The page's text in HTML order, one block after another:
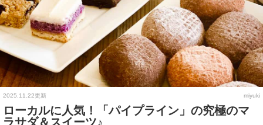
2025.11.22更新 miyuki
ローカルに人気！「パイプライン」の究極のマ
ラサダ＆スイーツ♪